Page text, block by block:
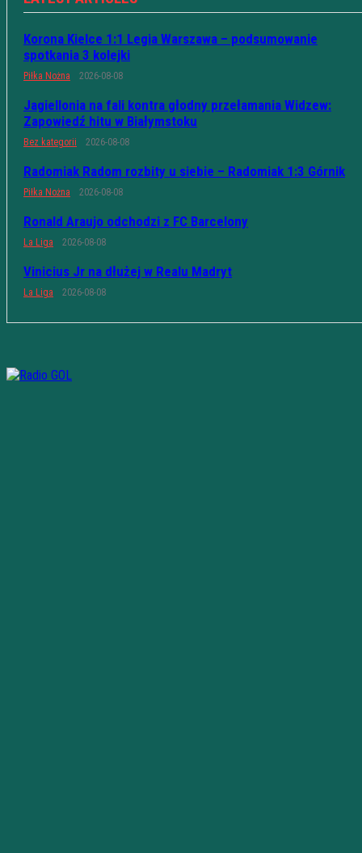
Korona Kielce 1:1 Legia Warszawa – podsumowanie
spotkania 3 kolejki
Piłka Nożna 2026-08-08
Jagiellonia na fali kontra głodny przełamania Widzew:
Zapowiedź hitu w Białymstoku
Bez kategorii 2026-08-08
Radomiak Radom rozbity u siebie – Radomiak 1:3 Górnik
Piłka Nożna 2026-08-08
Ronald Araujo odchodzi z FC Barcelony
La Liga 2026-08-08
Vinicius Jr na dłużej w Realu Madryt
La Liga 2026-08-08